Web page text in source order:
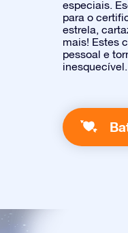
especiais.
para o
estrela,
mais! Estes
pessoal e
inesquecível.